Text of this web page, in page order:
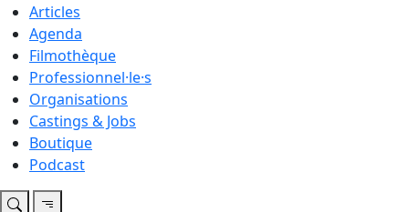
Articles
Agenda
Filmothèque
Professionnel·le·s
Organisations
Castings & Jobs
Boutique
Podcast